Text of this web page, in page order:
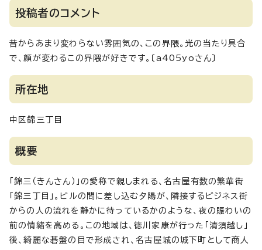
投稿者のコメント
昔からあまり変わらない雰囲気の、この界隈。光の当たり具合
で、顔が変わるこの界隈が好きです。〔a405yoさん〕
所在地
中区錦三丁目
概要
「錦三（きんさん）」の愛称で親しまれる、名古屋有数の繁華街
「錦三丁目」。ビルの間に差し込む夕陽が、隣接するビジネス街
からの人の流れを静かに待っているかのような、夜の賑わいの
前の情緒を高める。この地域は、徳川家康が行った「清須越し」
後、綺麗な碁盤の目で形成され、名古屋城の城下町として商人